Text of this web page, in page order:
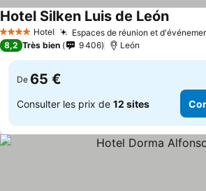
4 Étoiles Hotel Espaces de réunion et
Hotel Silken Luis de León
8,2 Très bien 9 406 León
De 65 €
Consulter les prix de 12 sites